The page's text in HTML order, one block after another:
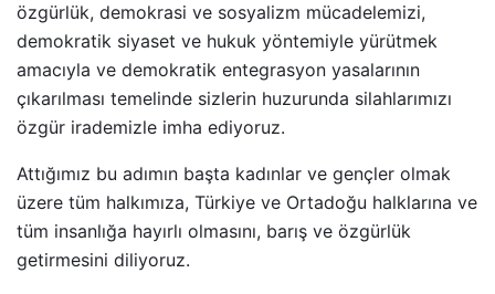
özgürlük, demokrasi ve sosyalizm mücadelemizi,
demokratik siyaset ve hukuk yöntemiyle yürütmek
amacıyla ve demokratik entegrasyon yasalarının
çıkarılması temelinde sizlerin huzurunda silahlarımızı
özgür irademizle imha ediyoruz.
Attığımız bu adımın başta kadınlar ve gençler olmak
üzere tüm halkımıza, Türkiye ve Ortadoğu halklarına ve
tüm insanlığa hayırlı olmasını, barış ve özgürlük
getirmesini diliyoruz.